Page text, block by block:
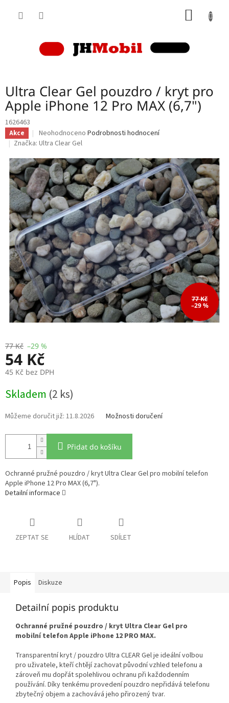
Ultra Clear Gel pouzdro / kryt pro
Apple iPhone 12 Pro MAX (6,7")
1626463
Akce
Průměrné
hodnocení
je
0,0
z
5
hvězdiček.
Neohodnoceno Podrobnosti hodnocení
Značka: Ultra Clear Gel
77 Kč
–29 %
77 Kč –29 %
54 Kč
45 Kč bez DPH
cena:
Skladem (2 ks)
11.8.2026 Možnosti doručení
Přidat do košíku
Ochranné pružné pouzdro / kryt Ultra Clear Gel pro mobilní telefon
Apple iPhone 12 Pro MAX (6,7").
Detailní informace
ZEPTAT SE HLÍDAT SDÍLET
Popis Diskuze
Detailní popis produktu
Ochranné pružné pouzdro / kryt Ultra Clear Gel pro
mobilní telefon Apple iPhone 12 PRO MAX.
Transparentní kryt / pouzdro Ultra CLEAR Gel je ideální volbou
pro uživatele, kteří chtějí zachovat původní vzhled telefonu a
zároveň mu dopřát spolehlivou ochranu při každodenním
používání. Díky tenkému provedení pouzdro nepřidává telefonu
zbytečný objem a zachovává jeho přirozený tvar.